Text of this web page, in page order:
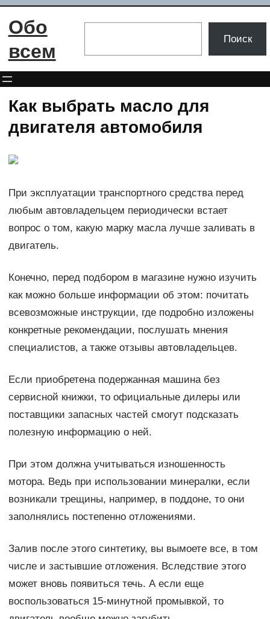
Перейти
Обо
всем
Поиск
Как выбрать масло для
двигателя автомобиля
При эксплуатации транспортного средства перед
любым автовладельцем периодически встает
вопрос о том, какую марку масла лучше заливать в
двигатель.
Конечно, перед подбором в магазине нужно изучить
как можно больше информации об этом: почитать
всевозможные инструкции, где подробно изложены
конкретные рекомендации, послушать мнения
специалистов, а также отзывы автовладельцев.
Если приобретена подержанная машина без
сервисной книжки, то официальные дилеры или
поставщики запасных частей смогут подсказать
полезную информацию о ней.
При этом должна учитываться изношенность
мотора. Ведь при использовании минералки, если
возникали трещины, например, в поддоне, то они
заполнялись постепенно отложениями.
Залив после этого синтетику, вы вымоете все, в том
числе и застывшие отложения. Вследствие этого
может вновь появиться течь. А если еще
воспользоваться 15-минутной промывкой, то